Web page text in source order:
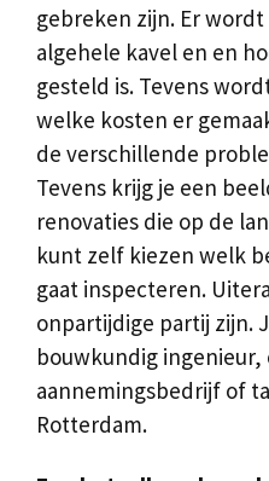
gebreken zijn. Er
algehele kavel en en
gesteld is. Tevens
welke kosten er
de verschillende
Tevens krijg je een
renovaties die op de
kunt zelf kiezen welk
gaat inspecteren.
onpartijdige partij zijn.
bouwkundig
aannemingsbedrijf of
Rotterdam.